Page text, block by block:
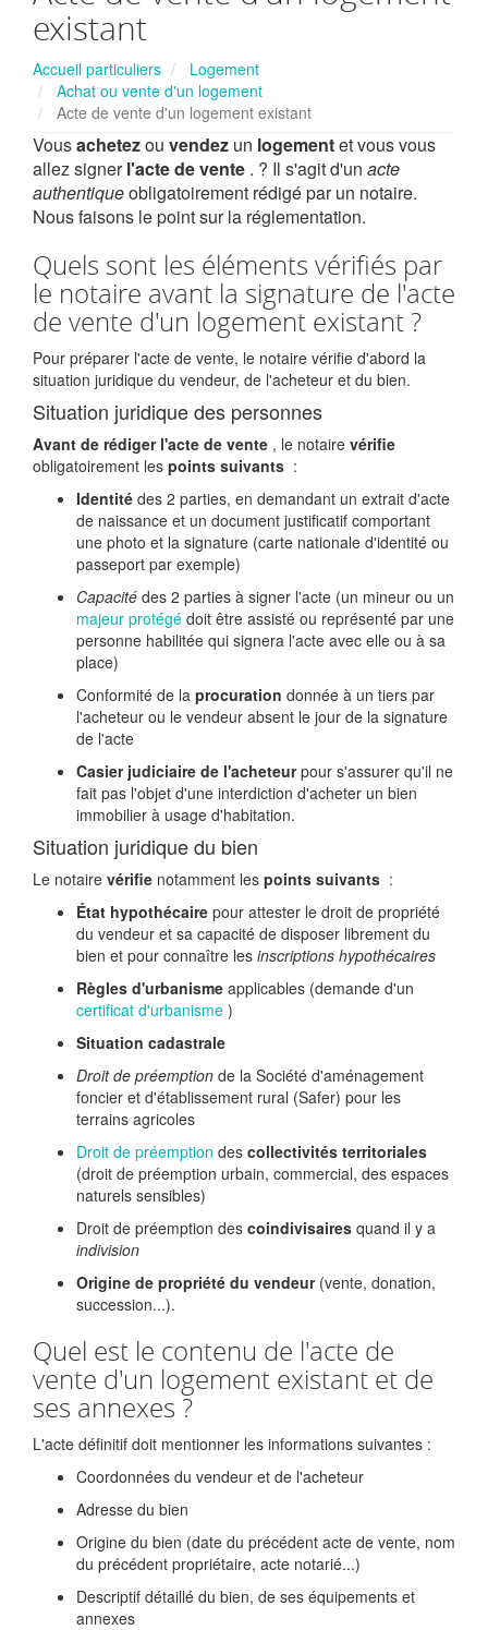
existant
Accueil particuliers
Logement
Achat ou vente d'un logement
Acte de vente d'un logement existant
Vousachetezou vendez un logementet vous vous
allez signer l'acte de vente . ? Il s'agit d'un acte
authentiqueobligatoirement rédigé par un notaire.
Nous faisons le point sur la réglementation.
Quels sont les éléments vérifiés par
le notaire avant la signature de l'acte
de vente d'un logement existant ?
Pour préparer l'acte de vente, le notaire vérifie d'abord la
situation juridique du vendeur, de l'acheteur et du bien.
Situation juridique des personnes
Avant de rédiger l'acte de vente , le notaire vérifie
obligatoirement les points suivants :
Identité des 2 parties, en demandant un extrait d'acte
de naissance et un document justificatif comportant
une photo et la signature (carte nationale d'identité ou
passeport par exemple)
Capacité des 2 parties à signer l'acte (un mineur ou un
majeur protégé doit être assisté ou représenté par une
personne habilitée qui signera l'acte avec elle ou à sa
place)
Conformité de la procuration donnée à un tiers par
l'acheteur ou le vendeur absent le jour de la signature
de l'acte
Casier judiciaire de l'acheteur pour s'assurer qu'il ne
fait pas l'objet d'une interdiction d'acheter un bien
immobilier à usage d'habitation.
Situation juridique du bien
Le notaire vérifie notamment les points suivants :
État hypothécaire pour attester le droit de propriété
du vendeur et sa capacité de disposer librement du
bien et pour connaître les inscriptions hypothécaires
Règles d'urbanisme applicables (demande d'un
certificat d'urbanisme )
Situation cadastrale
Droit de préemption de la Société d'aménagement
foncier et d'établissement rural (Safer) pour les
terrains agricoles
Droit de préemption des collectivités territoriales
(droit de préemption urbain, commercial, des espaces
naturels sensibles)
Droit de préemption des coindivisaires quand il y a
indivision
Origine de propriété du vendeur (vente, donation,
succession...).
Quel est le contenu de l'acte de
vente d'un logement existant et de
ses annexes ?
L'acte définitif doit mentionner les informations suivantes :
Coordonnées du vendeur et de l'acheteur
Adresse du bien
Origine du bien (date du précédent acte de vente, nom
du précédent propriétaire, acte notarié...)
Descriptif détaillé du bien, de ses équipements et
annexes